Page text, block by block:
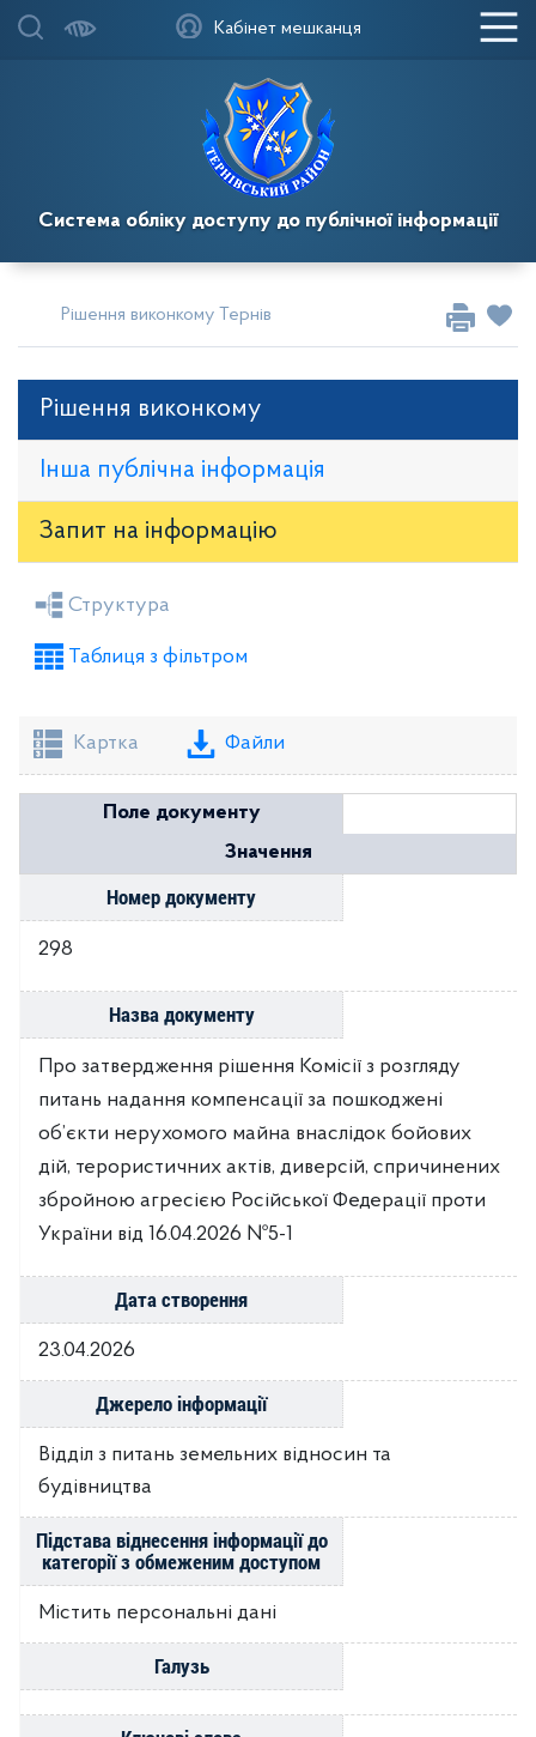
Система обліку доступу до публічної інформації
Кабінет мешканця
Рішення виконкому Тернівської районної у місті ради
Рішення виконкому
Інша публічна інформація
Запит на iнформацію
Засідання районної ради
Проекти рішень районної ради
Структура
Таблиця з фільтром
Картка Файли
Поле документу
Значення
Номер документу
298
Назва документу
Про затвердження рішення Комісії з розгляду
питань надання компенсації за пошкоджені
об’єкти нерухомого майна внаслідок бойових
дій, терористичних актів, диверсій, спричинених
збройною агресією Російської Федерації проти
України від 16.04.2026 №5-1
Дата створення
23.04.2026
Джерело інформації
Відділ з питань земельних відносин та
будівництва
Підстава віднесення інформації до
категорії з обмеженим доступом
Містить персональні дані
Галузь